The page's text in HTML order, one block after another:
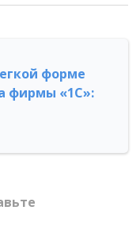
форме
фирмы «1С»: